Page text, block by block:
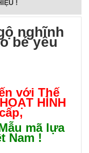
!
nghĩnh
bé yêu
với Thế
HÌNH
,
mã lựa
Nam !